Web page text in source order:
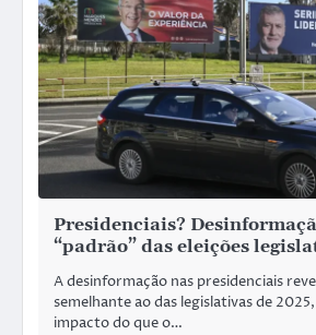
Presidenciais?
“padrão” das eleições
A desinformação nas presidenciais
semelhante ao das legislativas de
impacto do que o…